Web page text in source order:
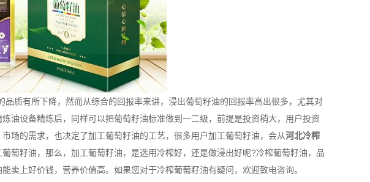
品质有所下降，然而从综合的回报率来讲，浸出葡萄籽油的回报率高出很多，尤其对
油设备精炼后，同样可以把葡萄籽油标准做到一二级，前提是投资稍大，用户投资
场的需求，也决定了加工葡萄籽油的工艺，很多用户加工葡萄籽油，会从河北冷榨
萄籽油，那么，加工葡萄籽油，是选用冷榨好，还是做浸出好呢?冷榨葡萄籽油，品
卖上好价钱，营养价值高。如果您对于冷榨葡萄籽油有疑问，欢迎致电咨询。